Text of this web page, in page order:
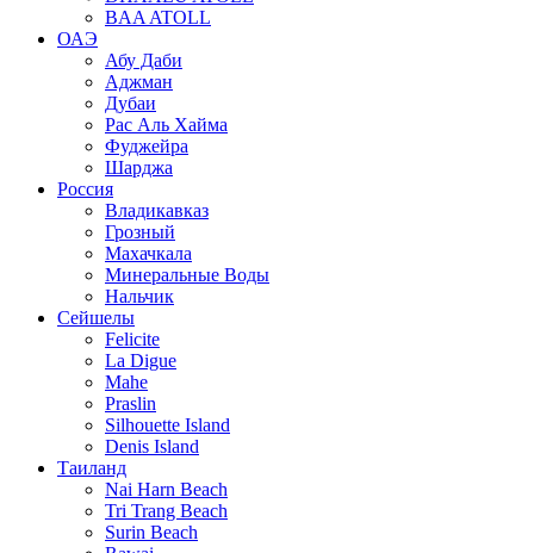
BAA ATOLL
ОАЭ
Абу Даби
Аджман
Дубаи
Рас Аль Хайма
Фуджейра
Шарджа
Россия
Владикавказ
Грозный
Махачкала
Минеральные Воды
Нальчик
Сейшелы
Felicite
La Digue
Mahe
Praslin
Silhouette Island
Denis Island
Таиланд
Nai Harn Beach
Tri Trang Beach
Surin Beach